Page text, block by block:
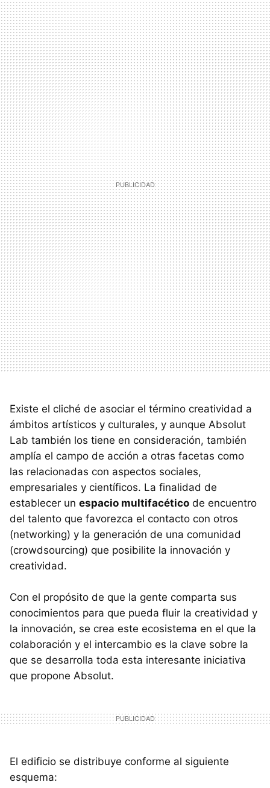
Existe el cliché de asociar el término creatividad a
ámbitos artísticos y culturales, y aunque Absolut
Lab también los tiene en consideración, también
amplía el campo de acción a otras facetas como
las relacionadas con aspectos sociales,
empresariales y científicos. La finalidad de
establecer un espacio multifacético de encuentro
del talento que favorezca el contacto con otros
(networking) y la generación de una comunidad
(crowdsourcing) que posibilite la innovación y
creatividad.
Con el propósito de que la gente comparta sus
conocimientos para que pueda fluir la creatividad y
la innovación, se crea este ecosistema en el que la
colaboración y el intercambio es la clave sobre la
que se desarrolla toda esta interesante iniciativa
que propone Absolut.
El edificio se distribuye conforme al siguiente
esquema: